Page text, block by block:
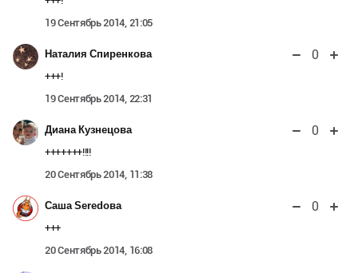
19 Сентябрь 2014, 21:05
Наталия Спиренкова 0
+++!
19 Сентябрь 2014, 22:31
Диана Кузнецова 0
+++++++!!!!
20 Сентябрь 2014, 11:38
Саша Seredова 0
+++
20 Сентябрь 2014, 16:08